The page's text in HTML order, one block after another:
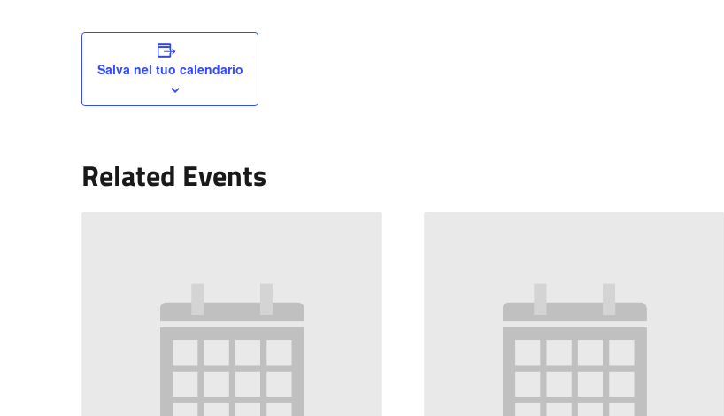
Salva nel tuo calendario
Related Events